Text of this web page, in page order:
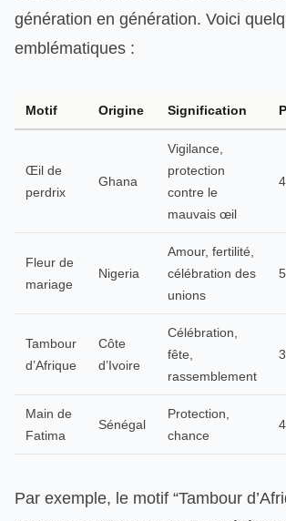
génération en génération. Voici
emblématiques :
Motif Origine Signification
Œil de
perdrix
Ghana
Vigilance,
protection
contre le
mauvais œil
Fleur de
mariage
Nigeria
Amour, fertilité,
célébration des
unions
Tambour
d’Afrique
Côte
d’Ivoire
Célébration,
fête,
rassemblement
Main de
Fatima
Sénégal
Protection,
chance
Par exemple, le motif “Tambour